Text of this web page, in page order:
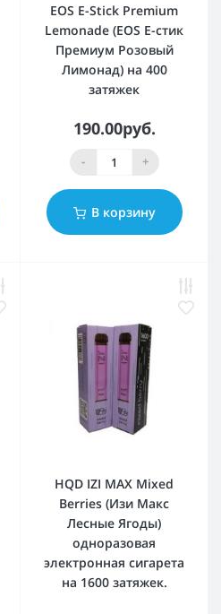
EOS E-Stick Premium
Lemonade (EOS Е-стик
Премиум Розовый
Лимонад) на 400
затяжек
190.00руб.
- +
В корзину
HQD IZI MAX Mixed
Berries (Изи Макс
Лесные Ягоды)
одноразовая
электронная сигарета
на 1600 затяжек.